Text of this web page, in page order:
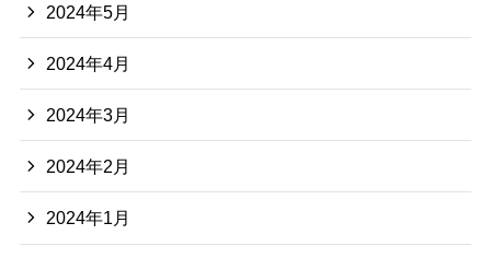
2024年5月
2024年4月
2024年3月
2024年2月
2024年1月